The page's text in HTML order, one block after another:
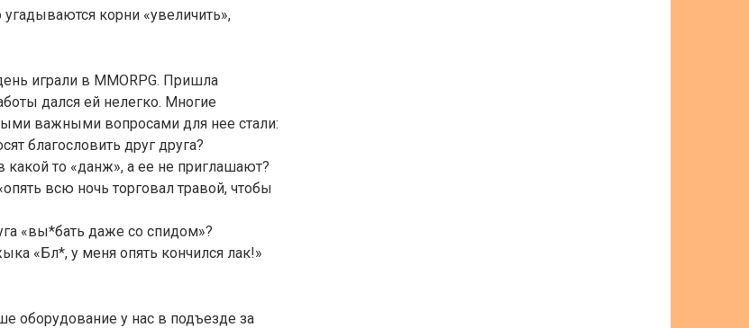
корни «увеличить»,
играли в MMORPG. Пришла
дался ей нелегко. Многие
важными вопросами для нее стали:
благословить друг друга?
то «данж», а ее не приглашают?
всю ночь торговал травой, чтобы
«вы*бать даже со спидом»?
«Бл*, у меня опять кончился лак!»
оборудование у нас в подъезде за